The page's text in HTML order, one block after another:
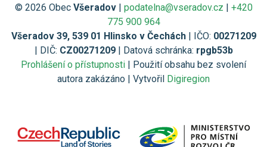
© 2026 Obec Všeradov| podatelna@vseradov.cz
+420
775 900 964
Všeradov 39, 539 01 Hlinsko v Čechách| IČO: 00271209
| DIČ: CZ00271209| Datová schránka: rpgb53b
Prohlášení o přístupnosti | Použití obsahu bez svolení
autora zakázáno | Vytvořil Digiregion